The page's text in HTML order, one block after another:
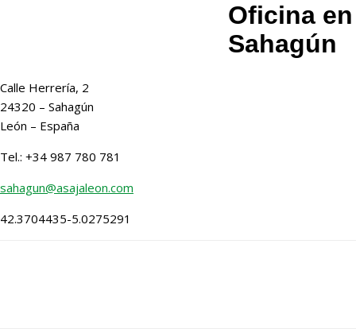
Oficina en
Sahagún
Calle Herrería, 2
24320 – Sahagún
León – España
Tel.: +34 987 780 781
sahagun@asajaleon.com
42.3704435-5.0275291